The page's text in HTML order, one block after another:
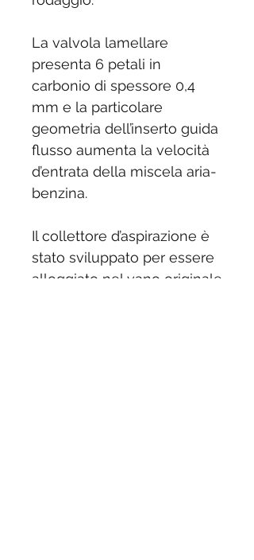
La valvola lamellare
presenta 6 petali in
carbonio di spessore 0,4
mm e la particolare
geometria dell’inserto guida
flusso aumenta la velocità
d’entrata della miscela aria-
benzina.
Il collettore d’aspirazione è
stato sviluppato per essere
alloggiato nel vano originale